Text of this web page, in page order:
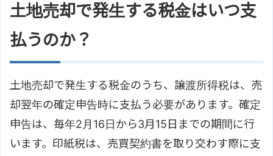
土地売却で発生する税金はいつ支
払うのか？
土地売却で発生する税金のうち、譲渡所得税は、売
却翌年の確定申告時に支払う必要があります。確定
申告は、毎年2月16日から3月15日までの期間に行
います。印紙税は、売買契約書を取り交わす際に支